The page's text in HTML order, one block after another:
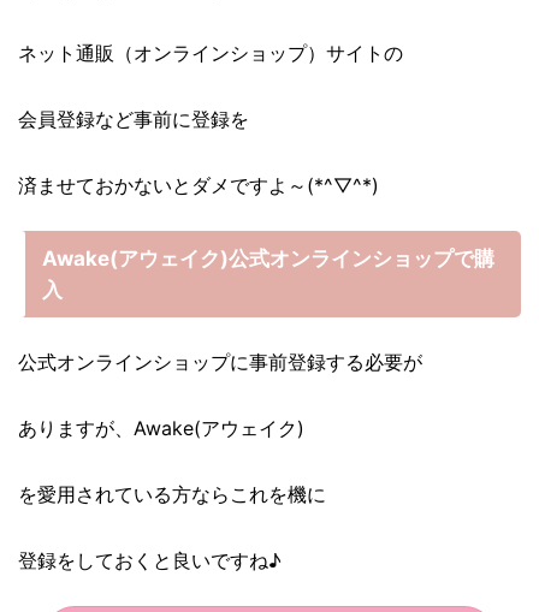
ネット通販（オンラインショップ）サイトの
会員登録など事前に登録を
済ませておかないとダメですよ～(*^▽^*)
Awake(アウェイク)公式オンラインショップで購
入
公式オンラインショップに事前登録する必要が
ありますが、Awake(アウェイク)
を愛用されている方ならこれを機に
登録をしておくと良いですね♪